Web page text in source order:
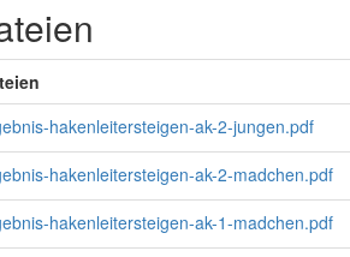
hakenleitersteigen-ak-2-jungen.pdf
hakenleitersteigen-ak-2-madchen.pdf
hakenleitersteigen-ak-1-madchen.pdf